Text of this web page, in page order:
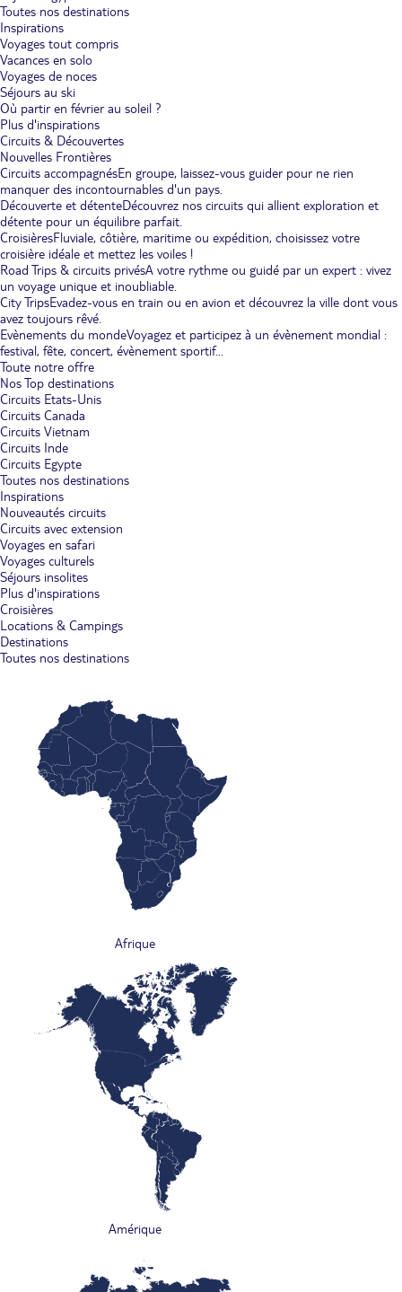
Toutes nos destinations
Inspirations
Voyages tout compris
Vacances en solo
Voyages de noces
Séjours au ski
Où partir en février au soleil ?
Plus d'inspirations
Circuits & Découvertes
Nouvelles Frontières
Circuits accompagnésEn groupe, laissez-vous guider pour ne rien
manquer des incontournables d'un pays.
Découverte et détenteDécouvrez nos circuits qui allient exploration et
détente pour un équilibre parfait.
CroisièresFluviale, côtière, maritime ou expédition, choisissez votre
croisière idéale et mettez les voiles !
Road Trips & circuits privésA votre rythme ou guidé par un expert : vivez
un voyage unique et inoubliable.
City TripsEvadez-vous en train ou en avion et découvrez la ville dont vous
avez toujours rêvé.
Evènements du mondeVoyagez et participez à un évènement mondial :
festival, fête, concert, évènement sportif...
Toute notre offre
Nos Top destinations
Circuits Etats-Unis
Circuits Canada
Circuits Vietnam
Circuits Inde
Circuits Egypte
Toutes nos destinations
Inspirations
Nouveautés circuits
Circuits avec extension
Voyages en safari
Voyages culturels
Séjours insolites
Plus d'inspirations
Croisières
Locations & Campings
Destinations
Toutes nos destinations
Afrique
Amérique